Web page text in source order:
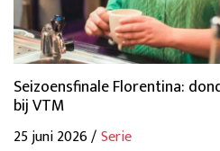
Seizoensfinale Florentina:
bij VTM
25 juni 2026 /Serie